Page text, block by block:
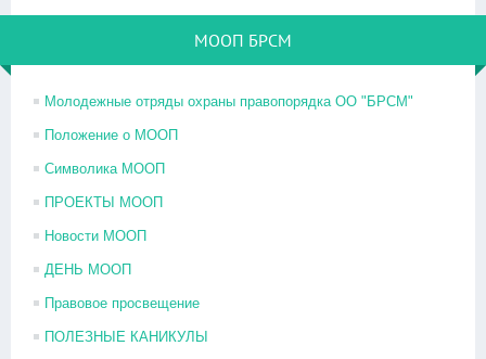
МООП БРСМ
Молодежные отряды охраны правопорядка ОО "БРСМ"
Положение о МООП
Символика МООП
ПРОЕКТЫ МООП
Новости МООП
ДЕНЬ МООП
Правовое просвещение
ПОЛЕЗНЫЕ КАНИКУЛЫ